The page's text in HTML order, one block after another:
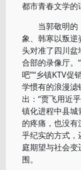
都市青春文学的
当郭敬明的
象、韩寒以叛
头对准了四川
合部的录像厅。
吧”“乡镇KTV促
学惯有的浪漫
出：“贾飞用近
镇化进程中县城
的疼痛，也没
乎纪实的方式
庭期望与社会
围。